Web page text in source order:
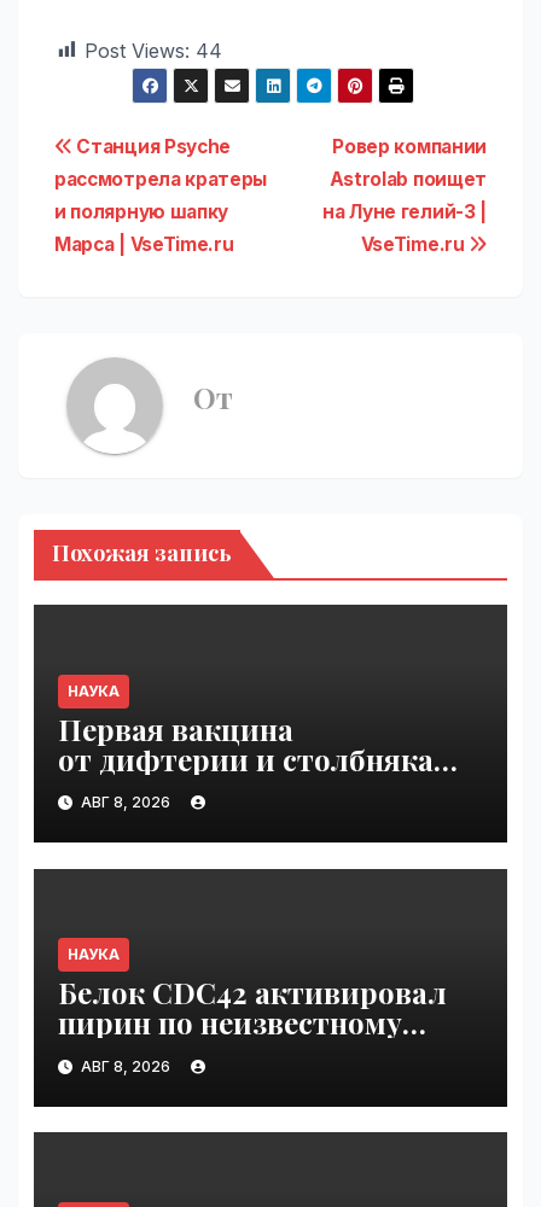
Post Views: 44
Навигация
по
записям
Ровер компании
Astrolab поищет
на Луне гелий-3 |
VseTime.ru
Станция Psyche
рассмотрела кратеры
и полярную шапку
Марса | VseTime.ru
От
Похожая запись
НАУКА
Первая вакцина
от дифтерии и столбняка
с хранением без
холодильника прошла
первую фазу испытаний |
VseTime.ru
АВГ 8, 2026
НАУКА
Белок CDC42 активировал
пирин по неизвестному
ранее механизму | VseTime.ru
АВГ 8, 2026